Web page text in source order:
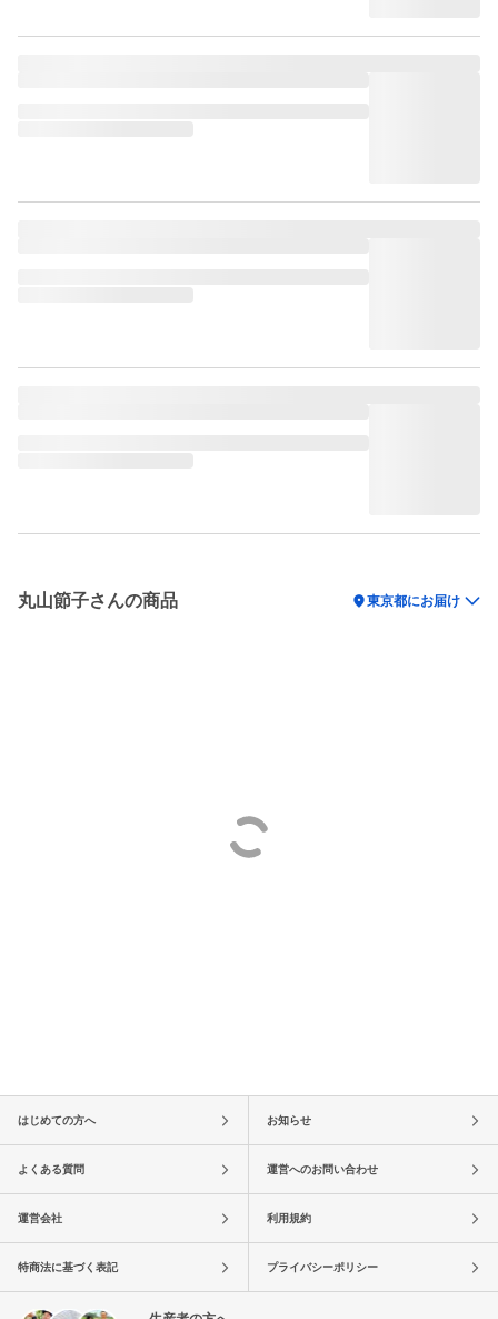
丸山節子さんの商品 location_on東京都にお届け
はじめての方へ お知らせ
よくある質問 運営へのお問い合わせ
運営会社 利用規約
特商法に基づく表記 プライバシーポリシー